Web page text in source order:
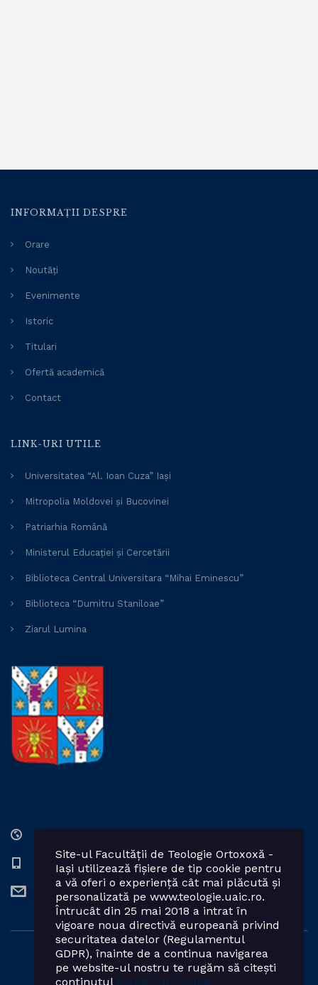
INFORMAȚII DESPRE
Orare
Noutăți
Evenimente
Istoric
Titulari
Ofertă academică
Contact
LINK-URI UTILE
Universitatea “Al. Ioan Cuza” Iași
Mitropolia Moldovei și Bucovinei
Patriarhia Română
Ministerul Educației și Cercetării
Biblioteca Central Universitara “Mihai Eminescu”
Biblioteca “Dumitru Staniloae”
Ziarul Lumina
0232 201328; 0232 201102 int. 2424, 2423, 2425
teologie.ortodoxa@uaic.ro
Powered by: Facultatea de Teologie Ortodoxă - Iași
Site-ul Facultății de Teologie Ortoxoxă -
Iași utilizează fișiere de tip cookie pentru
a vă oferi o experiență cât mai plăcută și
personalizată pe www.teologie.uaic.ro.
Întrucât din 25 mai 2018 a intrat în
vigoare noua directivă europeană privind
securitatea datelor (Regulamentul
GDPR), înainte de a continua navigarea
pe website-ul nostru te rugăm să citești
conținutul Politicii de Cookie.